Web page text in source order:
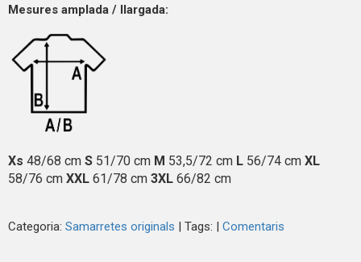
Mesures amplada / llargada:
Xs 48/68 cm S 51/70 cm M 53,5/72 cm L 56/74 cm XL
58/76 cm XXL 61/78 cm 3XL 66/82 cm
Categoria: Samarretes originals | Tags: | Comentaris